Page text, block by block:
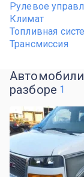
Рулевое
Климат
Топливная
Трансмиссия
Автомобили
разборе 1